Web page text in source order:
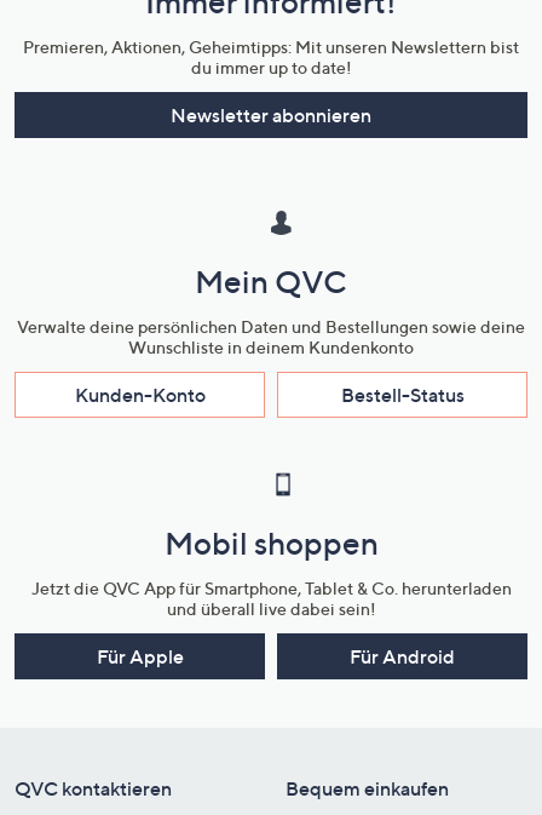
Unternehmensinformationen
Premieren, Aktionen, Geheimtipps: Mit unseren Newslettern bist
du immer up to date!
Newsletter abonnieren
Mein QVC
Verwalte deine persönlichen Daten und Bestellungen sowie deine
Wunschliste in deinem Kundenkonto
Kunden-Konto Bestell-Status
Mobil shoppen
Jetzt die QVC App für Smartphone, Tablet & Co. herunterladen
und überall live dabei sein!
Für Apple Für Android
QVC kontaktieren Bequem einkaufen